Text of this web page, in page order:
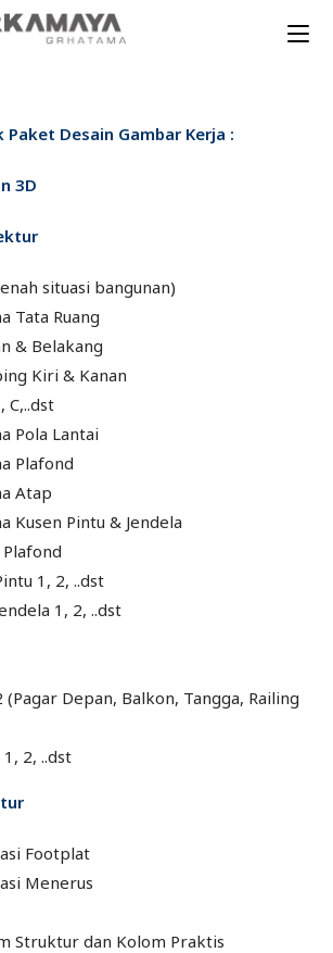
Paket Desain Gambar Kerja :
3D
situasi bangunan)
Tata Ruang
& Belakang
Kiri & Kanan
C,..dst
Pola Lantai
Plafond
Atap
Kusen Pintu & Jendela
1, 2, ..dst
1, 2, ..dst
(Pagar Depan, Balkon, Tangga, Railing
2, ..dst
Footplat
Menerus
Struktur dan Kolom Praktis